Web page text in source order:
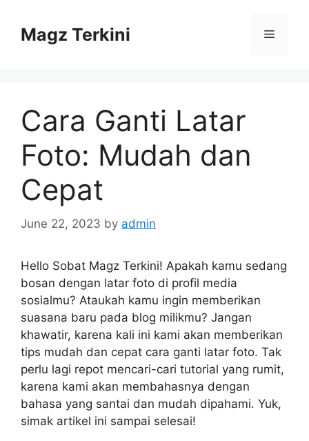
contentMagz Terkini Menu
Cara Ganti Latar
Foto: Mudah dan
Cepat
June 22, 2023 by admin
Hello Sobat Magz Terkini! Apakah kamu sedang
bosan dengan latar foto di profil media
sosialmu? Ataukah kamu ingin memberikan
suasana baru pada blog milikmu? Jangan
khawatir, karena kali ini kami akan memberikan
tips mudah dan cepat cara ganti latar foto. Tak
perlu lagi repot mencari-cari tutorial yang rumit,
karena kami akan membahasnya dengan
bahasa yang santai dan mudah dipahami. Yuk,
simak artikel ini sampai selesai!